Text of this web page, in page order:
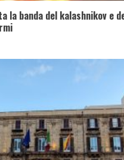
la banda del kalashnikov e